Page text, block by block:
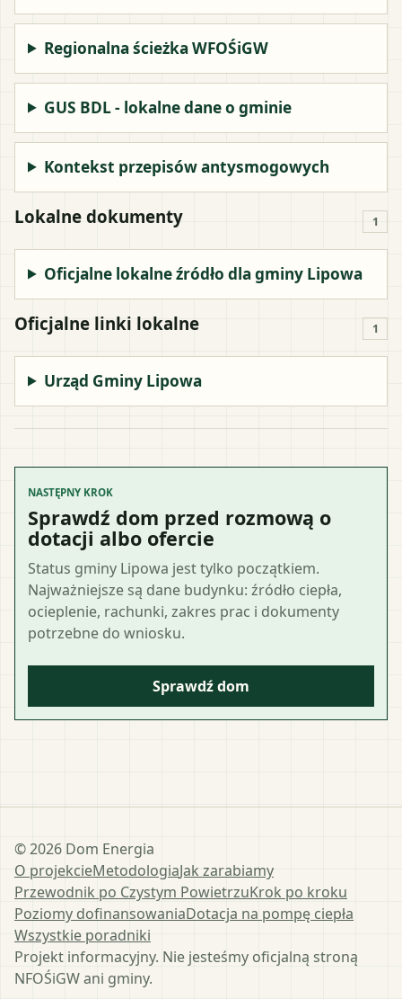
Regionalna ścieżka WFOŚiGW
GUS BDL - lokalne dane o gminie
Kontekst przepisów antysmogowych
Lokalne dokumenty 1
Oficjalne lokalne źródło dla gminy Lipowa
Oficjalne linki lokalne 1
Urząd Gminy Lipowa
NASTĘPNY KROK
Sprawdź dom przed rozmową o
dotacji albo ofercie
Status gminy Lipowa jest tylko początkiem.
Najważniejsze są dane budynku: źródło ciepła,
ocieplenie, rachunki, zakres prac i dokumenty
potrzebne do wniosku.
Sprawdź dom
©2026 Dom Energia
O projekcieMetodologiaJak zarabiamy
Przewodnik po Czystym PowietrzuKrok po kroku
Poziomy dofinansowaniaDotacja na pompę ciepła
Wszystkie poradniki
Projekt informacyjny. Nie jesteśmy oficjalną stroną
NFOŚiGW ani gminy.